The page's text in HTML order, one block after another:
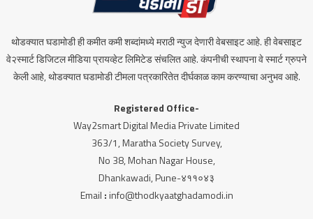
थोडक्यात घडामोडी ही कमीत कमी शब्दांमध्ये मराठी न्युज देणारी वेबसाइट आहे. ही वेबसाइट
वे२स्मार्ट डिजिटल मीडिया प्रायव्हेट लिमिटेड संचलित आहे. कंपनीची स्थापना वे स्मार्ट ग्रुपने
केली आहे, थोडक्यात घडामोडी टीमला पत्रकारितेत दीर्घकाळ काम करण्याचा अनुभव आहे.
Registered Office-
Way2smart Digital Media Private Limited
363/1, Maratha Society Survey,
No 38, Mohan Nagar House,
Dhankawadi, Pune-४११०४३
Email :info@thodkyaatghadamodi.in